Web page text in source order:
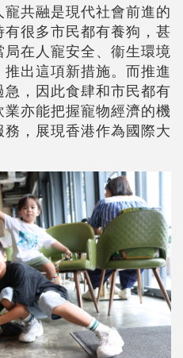
共融是現代社會前進的
很多市民都有養狗，甚
在人寵安全、衞生環境
出這項新措施。而推進
，因此食肆和市民都有
亦能把握寵物經濟的機
，展現香港作為國際大